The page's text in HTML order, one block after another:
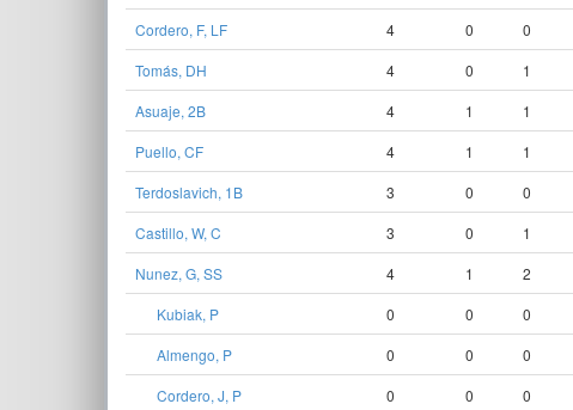
Cordero, F, LF
4 0 0
Tomás, DH
4 0 1
Asuaje, 2B
4 1 1
Puello, CF
4 1 1
Terdoslavich, 1B
3 0 0
Castillo, W, C
3 0 1
Nunez, G, SS
4 1 2
Kubiak, P
0 0 0
Almengo, P
0 0 0
Cordero, J, P
0 0 0